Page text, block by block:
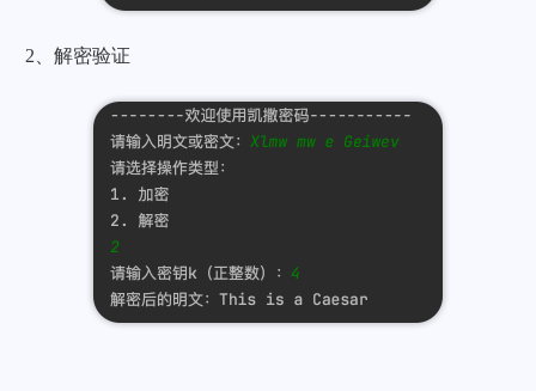
2、解密验证